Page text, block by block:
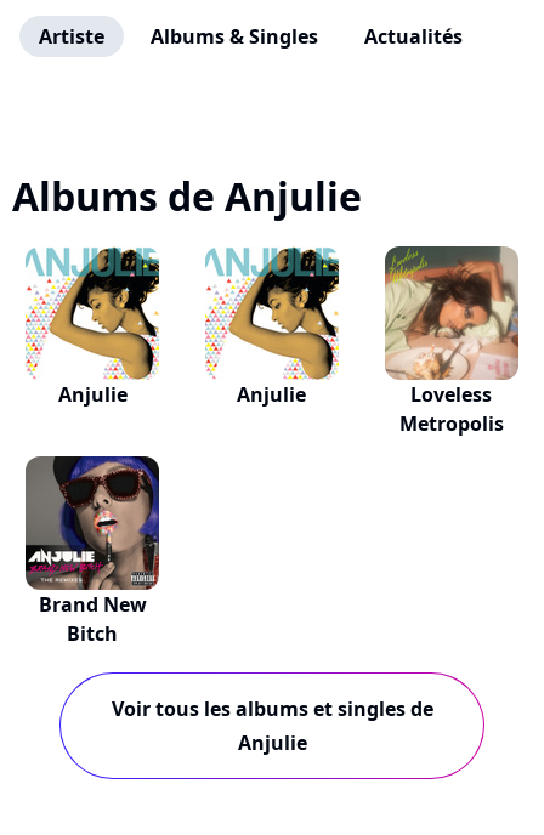
Artiste Albums & Singles Actualités
Albums de Anjulie
Anjulie Anjulie
Loveless
Metropolis
Brand New
Bitch
Voir tous les albums et singles de
Anjulie